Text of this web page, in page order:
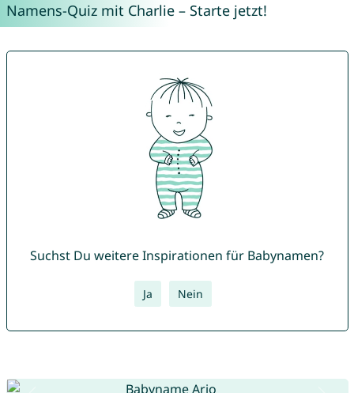
Namens-Quiz mit Charlie – Starte jetzt!
Suchst Du weitere Inspirationen für Babynamen?
Ja Nein